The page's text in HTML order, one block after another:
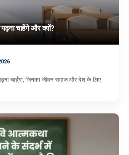
चाहेंगे और क्यों?
चाहूँगा, जिनका जीवन समाज और देश के लिए